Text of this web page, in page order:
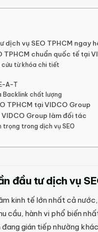
dịch vụ SEO TPHCM ngay
TPHCM chuẩn quốc tế tại
cứu từ khóa chi tiết
A-T
Backlink chất lượng
TPHCM tại VIDCO Group
Group làm đối tác
trọng trong dịch vụ SEO
đầu tư dịch vụ
kinh tế lớn nhất cả
cầu, hành vi phổ biến
gián tiếp nhường